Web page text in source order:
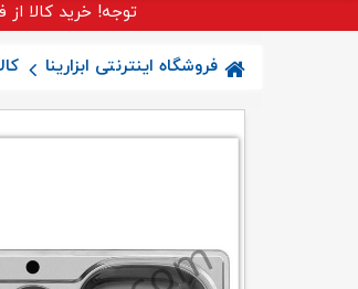
توجه! خرید کالا از
فروشگاه اینترنتی ابزارینا